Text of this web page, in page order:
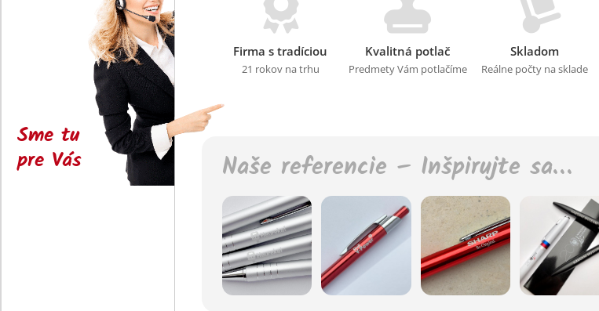
Sme tu
pre Vás
Firma s tradíciou
21 rokov na trhu
Kvalitná potlač
Predmety Vám potlačíme
Skladom
Reálne počty na sklade
Naše referencie – Inšpirujte sa…